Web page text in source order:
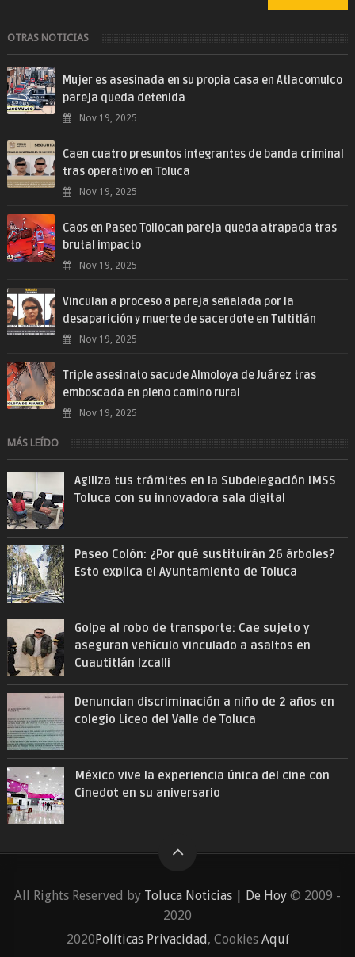
OTRAS NOTICIAS
Mujer es asesinada en su propia casa en Atlacomulco
pareja queda detenida
Nov 19, 2025
Caen cuatro presuntos integrantes de banda criminal
tras operativo en Toluca
Nov 19, 2025
Caos en Paseo Tollocan pareja queda atrapada tras
brutal impacto
Nov 19, 2025
Vinculan a proceso a pareja señalada por la
desaparición y muerte de sacerdote en Tultitlán
Nov 19, 2025
Triple asesinato sacude Almoloya de Juárez tras
emboscada en pleno camino rural
Nov 19, 2025
MÁS LEÍDO
Agiliza tus trámites en la Subdelegación IMSS
Toluca con su innovadora sala digital
Paseo Colón: ¿Por qué sustituirán 26 árboles?
Esto explica el Ayuntamiento de Toluca
Golpe al robo de transporte: Cae sujeto y
aseguran vehículo vinculado a asaltos en
Cuautitlán Izcalli
Denuncian discriminación a niño de 2 años en
colegio Liceo del Valle de Toluca
México vive la experiencia única del cine con
Cinedot en su aniversario
All Rights Reserved by Toluca Noticias | De Hoy © 2009 -
2020
2020Políticas Privacidad, Cookies Aquí